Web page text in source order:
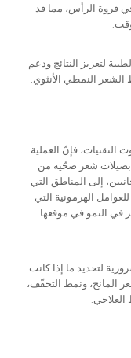
فروة الرأس، مما قد
لتعزيز النتائج ودعم
النمطي الأنثوي.
التقنيات، فإنّ العملية
بصيلات شعر صحّية من
إلى المناطق التي
الهرمونية التي
في النمو في موقعها
لتحديد ما إذا كانت
المانح، ونمط التخفّف،